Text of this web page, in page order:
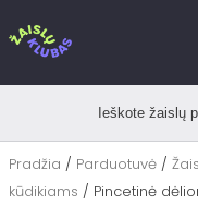
prie
Ieškote žaislų
Pradžia / Parduotuvė /
kūdikiams / Pincetinė